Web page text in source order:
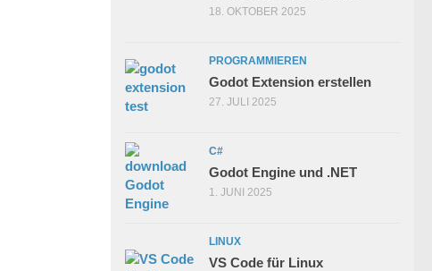
18. OKTOBER 2025
PROGRAMMIEREN
Godot Extension erstellen
27. JULI 2025
C#
Godot Engine und .NET
1. JUNI 2025
LINUX
VS Code für Linux